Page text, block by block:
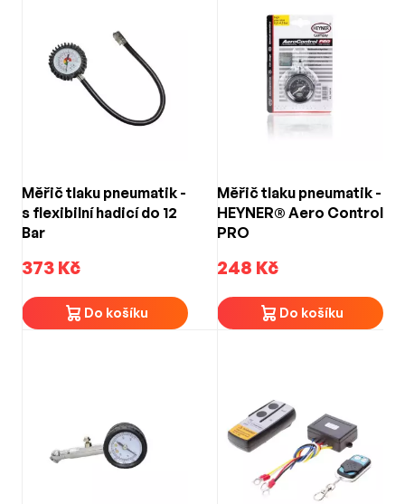
Měřič tlaku pneumatik -
s flexibilní hadicí do 12
Bar
373 Kč
Do košíku
Měřič tlaku pneumatik -
HEYNER® Aero Control
PRO
248 Kč
Do košíku